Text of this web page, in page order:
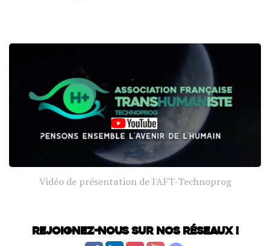
Vidéo de présentation de l'AFT-Technoprog
Rejoignez-nous sur nos réseaux !